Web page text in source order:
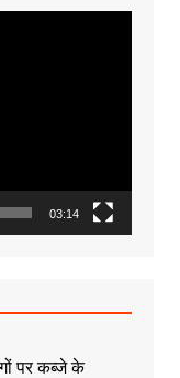
03:14
पर कब्जे के